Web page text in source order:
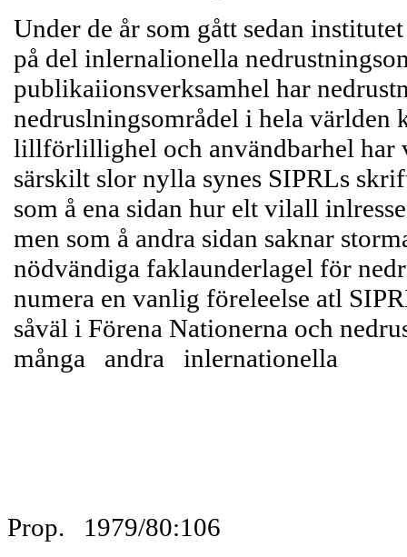
Under de år som gått sedan
på del inlernalionella
publikaiionsverksamhel har
nedruslningsområdel i hela världen
lillförlillighel och användbarhel har
särskilt slor nylla synes SIPRLs
som å ena sidan hur elt vilall
men som å andra sidan saknar
nödvändiga faklaunderlagel för
numera en vanlig föreleelse atl
såväl i Förena Nationerna och
många andra inlernationella
Prop. 1979/80:106